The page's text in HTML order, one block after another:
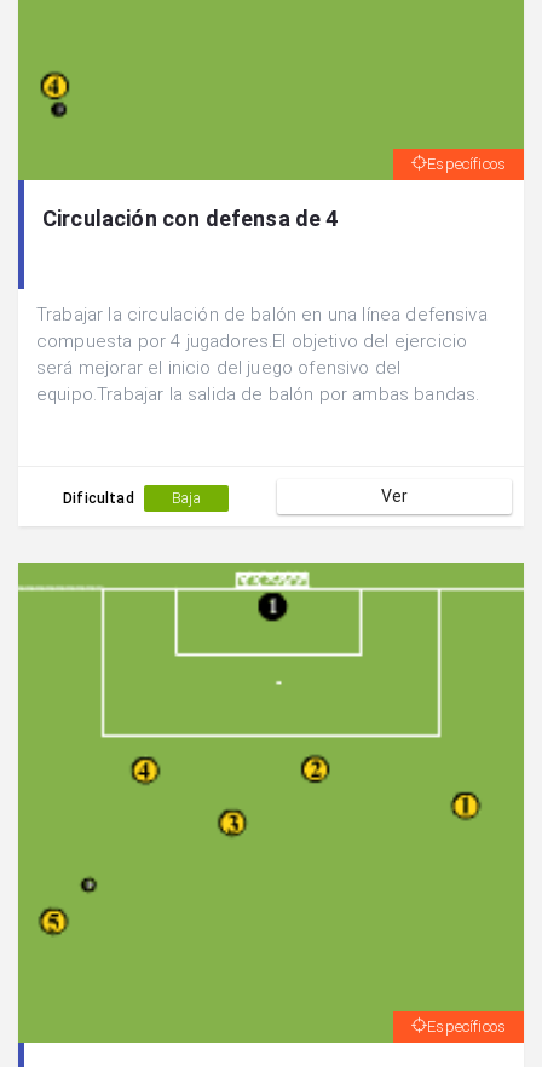
Específicos
Circulación con defensa de 4
Trabajar la circulación de balón en una línea defensiva
compuesta por 4 jugadores.El objetivo del ejercicio
será mejorar el inicio del juego ofensivo del
equipo.Trabajar la salida de balón por ambas bandas.
Dificultad Baja Ver
Específicos